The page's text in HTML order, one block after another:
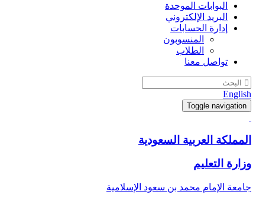
البوابات الموحدة
البريد الإلكتروني
إدارة الحسابات
المنسوبون
الطلاب
تواصل معنا
English
Toggle navigation
المملكة العربية السعودية
وزارة التعليم
جامعة الإمام محمد بن سعود الإسلامية